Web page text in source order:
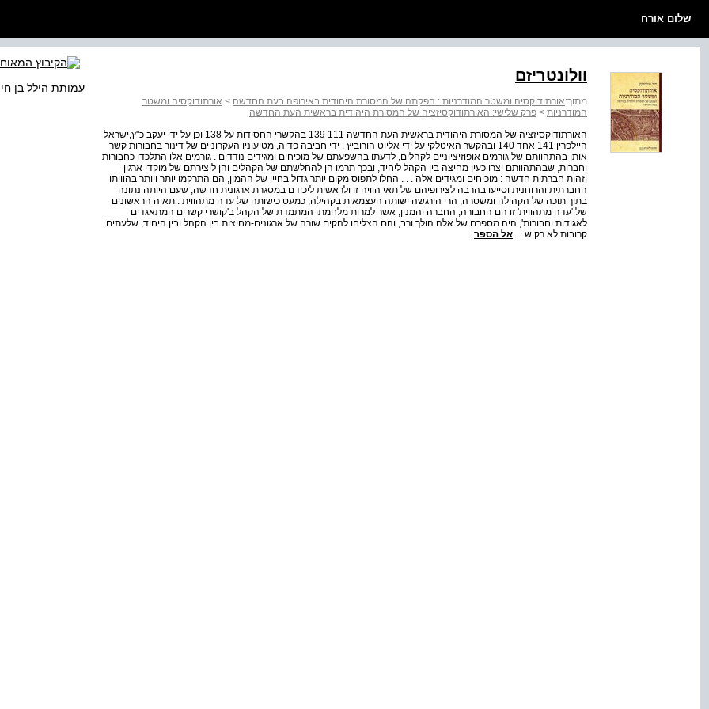
שלום אורח
וולונטריזם
מתוך:אורתודוקסיה ומשטר המודרניות : הפקתה של המסורת היהודית באירופה בעת החדשה > אורתודוקסיה ומשטר
המודרניות > פרק שלישי: האורתודוקסיזציה של המסורת היהודית בראשית העת החדשה
האורתודוקסיזציה של המסורת היהודית בראשית העת החדשה 111 139 בהקשרי החסידות על 138 וכן על ידי יעקב כ"ץ,ישראל
היילפרין 141 אחד 140 ובהקשר האיטלקי על ידי אליוט הורוביץ . ידי חביבה פדיה, מטיעוניו העקרוניים של דינור בחבורות קשר
אותן בהתהוותם של גורמים אופוזיציוניים לקהלים, לדעתו בהשפעתם של מוכיחים ומגידים נודדים . גורמים אלו התלכדו כחבורות
וחברות, שבהתהוותם יצרו כעין מחיצה בין הקהל ליחיד, ובכך תרמו הן להחלשתם של הקהלים והן ליצירתם של מוקדי ארגון
וזהות חברתית חדשה : מוכיחים ומגידים אלה . . . החלו לתפוס מקום יותר גדול בחייו של ההמון, הם התרקמו יותר ויותר בהוויתו
החברתית והרוחנית וסייעו בהרבה לצירופיהם של תאי הוויה זו ולראשית ליכודם במסגרת ארגונית חדשה, שעם היותה נתונה
בתוך תוכה של הקהילה ומשטרה, הרי הורגשה ישותה העצמאית בקהילה, כמעט כישותה של עדה מתהווית . תאיה הראשונים
של 'עדה מתהווית' זו הם החבורה, החברה והמנין, אשר למרות מלחמתו המתמדת של הקהל ב'קושרי קשרים המתאגדים
לאגודות וחבורות', היה מספרם של אלה הולך ורב, והם הצליחו להקים שורה של ארגונים-מחיצות בין הקהל ובין היחיד, שלעתים
קרובות לא רק ש... אל הספר
עמותת הילל בן